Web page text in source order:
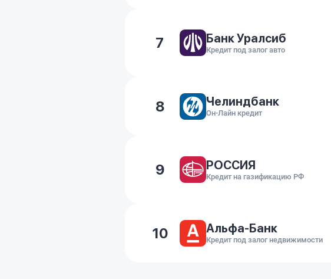
7 Банк Уралсиб
Кредит под залог авто
8 Челиндбанк
Он-Лайн кредит
9 РОССИЯ
Кредит на газификацию РФ
10 Альфа-Банк
Кредит под залог недвижимости